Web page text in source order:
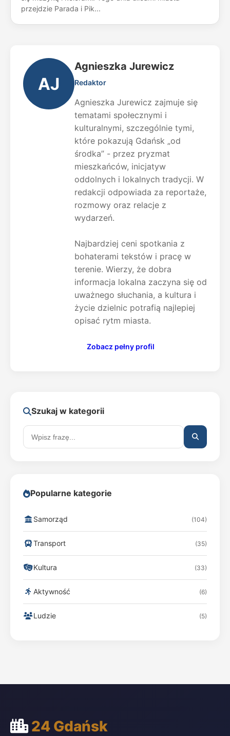
przejdzie Parada i Pik...
AJ
Agnieszka Jurewicz
Redaktor
Agnieszka Jurewicz zajmuje się
tematami społecznymi i
kulturalnymi, szczególnie tymi,
które pokazują Gdańsk „od
środka” - przez pryzmat
mieszkańców, inicjatyw
oddolnych i lokalnych tradycji. W
redakcji odpowiada za reportaże,
rozmowy oraz relacje z
wydarzeń.
Najbardziej ceni spotkania z
bohaterami tekstów i pracę w
terenie. Wierzy, że dobra
informacja lokalna zaczyna się od
uważnego słuchania, a kultura i
życie dzielnic potrafią najlepiej
opisać rytm miasta.
Zobacz pełny profil
Szukaj w kategorii
Popularne kategorie
Samorząd (104)
Transport (35)
Kultura (33)
Aktywność (6)
Ludzie (5)
24 Gdańsk